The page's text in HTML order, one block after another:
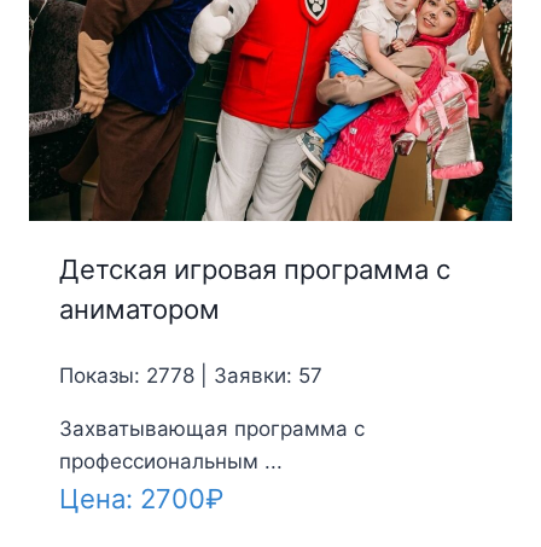
Детская игровая программа с
аниматором
Показы: 2778 | Заявки: 57
Захватывающая программа с
профессиональным ...
Цена: 2700₽